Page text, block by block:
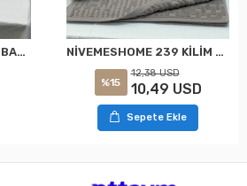
NİVEMESHOME GONCA BAHAR ASORTİ HAVLU NİVEMESHOME 239 KİLİM GRİ HAVLU NURPAK
%15
12,38 USD
10,49 USD
Sepete Ekle